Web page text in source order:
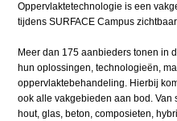
Oppervlaktetechnologie is een
tijdens SURFACE Campus
Meer dan 175 aanbieders tonen in
hun oplossingen, technologieën,
oppervlaktebehandeling. Hierbij
ook alle vakgebieden aan bod. Van
hout, glas, beton, composieten,